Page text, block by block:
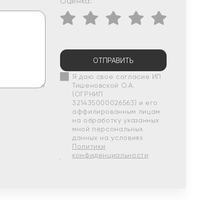
ОТПРАВИТЬ
Я даю свое согласие ИП
Тишеновской О.А.
(ОГРНИП
321435000026563) и его
аффилированным лицам
на обработку указанных
мной персональных
данных на условиях
Политики
конфиденциальности